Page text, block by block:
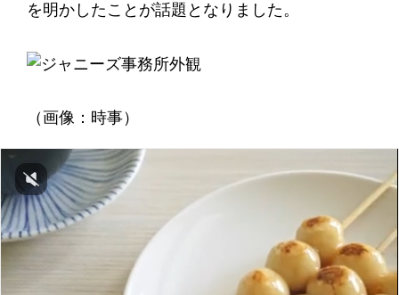
を明かしたことが話題となりました。
（画像：時事）